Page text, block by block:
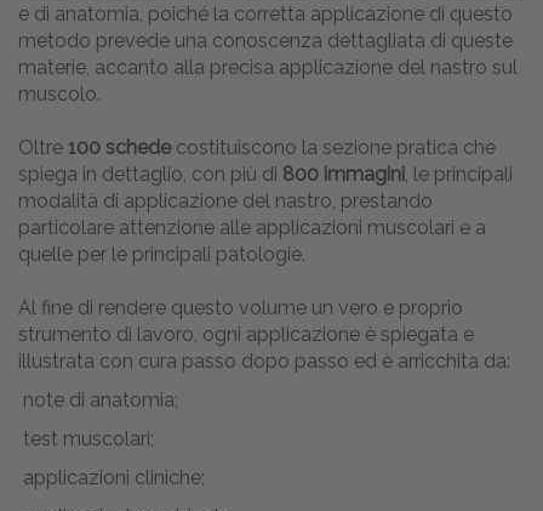
e di anatomia, poiché la corretta applicazione di questo
metodo prevede una conoscenza dettagliata di queste
materie, accanto alla precisa applicazione del nastro sul
muscolo.
Oltre 100 schedecostituiscono la sezione pratica che
spiega in dettaglio, con più di 800 immagini , le principali
modalità di applicazione del nastro, prestando
particolare attenzione alle applicazioni muscolari e a
quelle per le principali patologie.
Al fine di rendere questo volume un vero e proprio
strumento di lavoro, ogni applicazione è spiegata e
illustrata con cura passo dopo passo ed è arricchita da:
note di anatomia;
test muscolari;
applicazioni cliniche;